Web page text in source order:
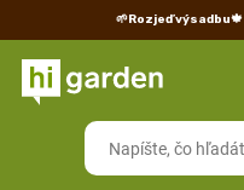
🌱Rozjeď výsadbu🍁